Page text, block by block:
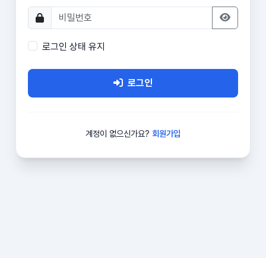
로그인 상태 유지
로그인
계정이 없으신가요? 회원가입